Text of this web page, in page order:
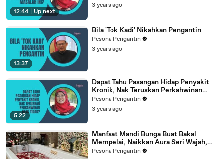
12:44 Up next
3 years ago
13:37
Bila 'Tok Kadi' Nikahkan Pengantin
Pesona Pengantin
3 years ago
5:22
Dapat Tahu Pasangan Hidap Penyakit
Kronik, Nak Teruskan Perkahwinan
Atau Tidak?
Pesona Pengantin
3 years ago
Manfaat Mandi Bunga Buat Bakal
Mempelai, Naikkan Aura Seri Wajah,
Tubuh Jadi Segar Bugar
Pesona Pengantin